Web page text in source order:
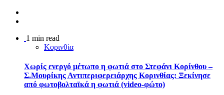
1 min read
Κορινθία
Χωρίς ενεργό μέτωπο η φωτιά στο Στεφάνι Κορίνθου –
Σ.Μουρίκης Αντιπεριφερειάρχης Κορινθίας: Ξεκίνησε
από φωτοβολταϊκά η φωτιά (video-φώτο)